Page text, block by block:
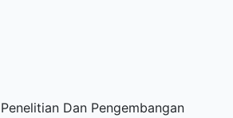
Dan Pengembangan